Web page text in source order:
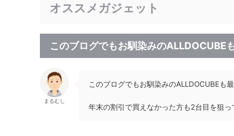
オススメガジェット
このブログでもお馴染みのALLDOCUBE
まるむし
このブログでもお馴染みのALLDOCUBEも
年末の割引で買えなかった方も2台目を狙